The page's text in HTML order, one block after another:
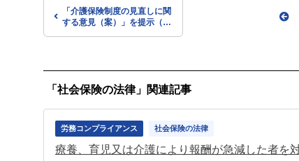
「介護保険制度の見直しに関
する意見（案）」を提示（社
「社会保険の法律」関連記事
労務コンプライアンス 社会保険の法律